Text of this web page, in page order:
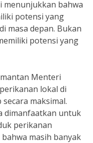
menunjukkan bahwa
potensi yang
masa depan. Bukan
potensi yang
Menteri
lokal di
maksimal.
dimanfaatkan untuk
perikanan
masih banyak